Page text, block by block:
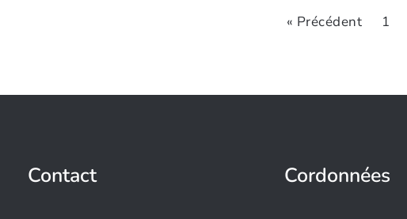
« Précédent 1
Contact Cordonnées